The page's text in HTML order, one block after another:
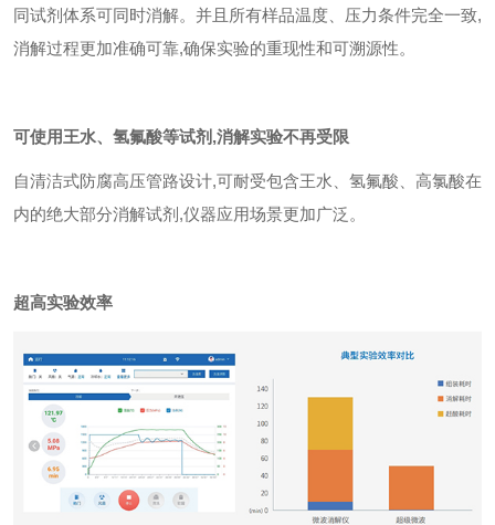
同试剂体系可同时消解。并且所有样品温度、压力条件完全一致,
消解过程更加准确可靠,确保实验的重现性和可溯源性。
可使用王水、氢氟酸等试剂 ,消解实验不再受限
自清洁式防腐高压管路设计,可耐受包含王水、氢氟酸、高氯酸在
内的绝大部分消解试剂 ,仪器应用场景更加广泛。
超高实验效率